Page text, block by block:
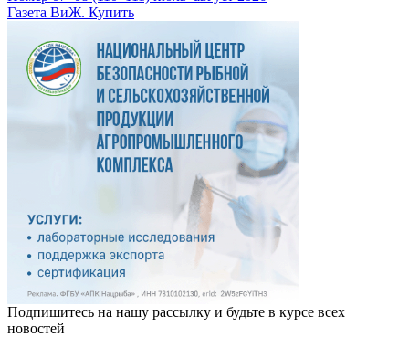
Газета ВиЖ. Купить
Подпишитесь на нашу рассылку и будьте в курсе всех
новостей